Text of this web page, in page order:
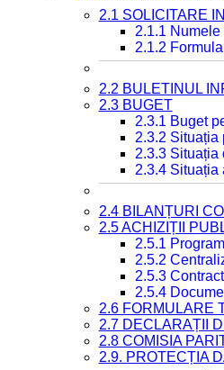
2.1 SOLICITARE
2.1.1
2.1.2
2.2 BULETINUL
2.3 BUGET
2.3.1 Buget
2.3.2 Situația
2.3.3 Situația
2.3.4 Situația
2.4 BILANȚURI
2.5 ACHIZIȚII
2.5.1
2.5.2
2.5.3
2.5.4
2.6 FORMULARE
2.7 DECLARAȚII
2.8 COMISIA
2.9. PROTECȚIA